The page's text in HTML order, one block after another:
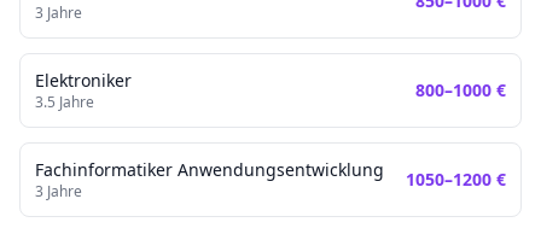
3 Jahre
Elektroniker
3.5 Jahre
800–1000 €
Fachinformatiker Anwendungsentwicklung
3 Jahre
1050–1200 €